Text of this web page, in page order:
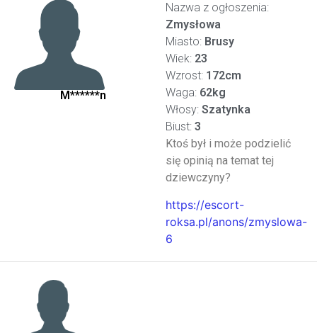
M******n
Nazwa z ogłoszenia:
Zmysłowa
Miasto: Brusy
Wiek: 23
Wzrost: 172cm
Waga: 62kg
Włosy: Szatynka
Biust: 3
Ktoś był i może podzielić
się opinią na temat tej
dziewczyny?
https://escort-
roksa.pl/anons/zmyslowa-
6